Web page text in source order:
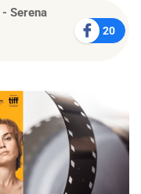
- Serena
20